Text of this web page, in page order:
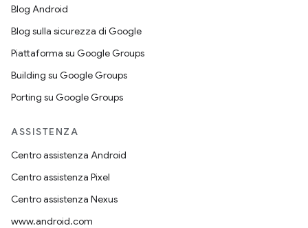
Blog Android
Blog sulla sicurezza di Google
Piattaforma su Google Groups
Building su Google Groups
Porting su Google Groups
ASSISTENZA
Centro assistenza Android
Centro assistenza Pixel
Centro assistenza Nexus
www.android.com